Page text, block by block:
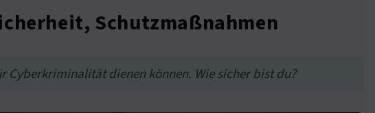
Schutzmaßnahmen
dienen können. Wie sicher bist du?